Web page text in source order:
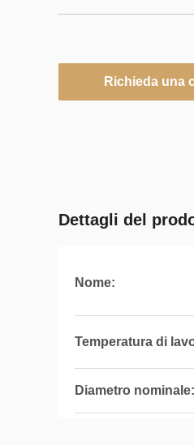
Richieda una
Dettagli del
Nome:
Temperatura di
Diametro nominale: